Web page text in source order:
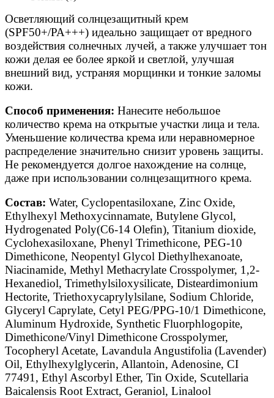
Осветляющий солнцезащитный крем
(SPF50+/PA+++) идеально защищает от вредного
воздействия солнечных лучей, а также улучшает тон
кожи делая ее более яркой и светлой, улучшая
внешний вид, устраняя морщинки и тонкие заломы
кожи.
Способ применения: Нанесите небольшое
количество крема на открытые участки лица и тела.
Уменьшение количества крема или неравномерное
распределение значительно снизит уровень защиты.
Не рекомендуется долгое нахождение на солнце,
даже при использовании солнцезащитного крема.
Состав: Water, Cyclopentasiloxane, Zinc Oxide,
Ethylhexyl Methoxycinnamate, Butylene Glycol,
Hydrogenated Poly(C6-14 Olefin), Titanium dioxide,
Cyclohexasiloxane, Phenyl Trimethicone, PEG-10
Dimethicone, Neopentyl Glycol Diethylhexanoate,
Niacinamide, Methyl Methacrylate Crosspolymer, 1,2-
Hexanediol, Trimethylsiloxysilicate, Disteardimonium
Hectorite, Triethoxycaprylylsilane, Sodium Chloride,
Glyceryl Caprylate, Cetyl PEG/PPG-10/1 Dimethicone,
Aluminum Hydroxide, Synthetic Fluorphlogopite,
Dimethicone/Vinyl Dimethicone Crosspolymer,
Tocopheryl Acetate, Lavandula Angustifolia (Lavender)
Oil, Ethylhexylglycerin, Allantoin, Adenosine, CI
77491, Ethyl Ascorbyl Ether, Tin Oxide, Scutellaria
Baicalensis Root Extract, Geraniol, Linalool